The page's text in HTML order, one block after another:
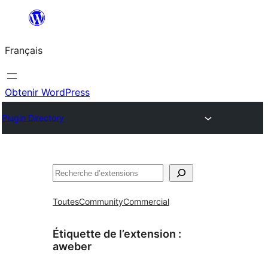
contenu
Français
Obtenir WordPress
Plugin Directory
Rechercher
ToutesCommunityCommercial
Étiquette de l’extension :
aweber